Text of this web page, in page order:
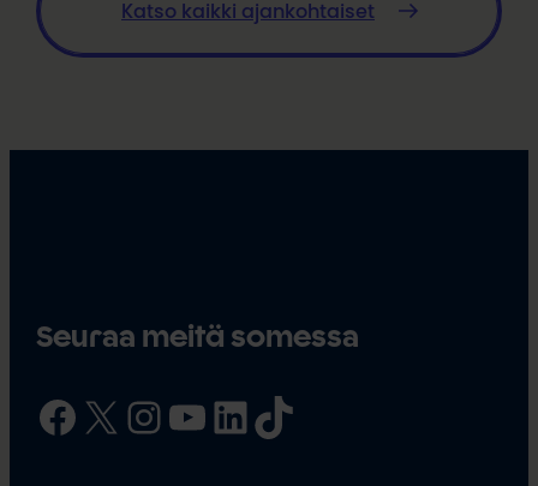
Katso kaikki ajankohtaiset
Seuraa meitä somessa
Facebook X InstagramYouTube LinkedIn TikTok